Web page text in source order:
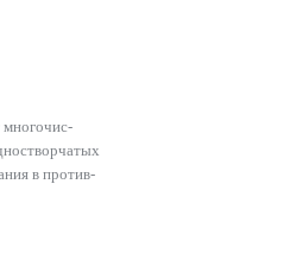
многочис­
в против­